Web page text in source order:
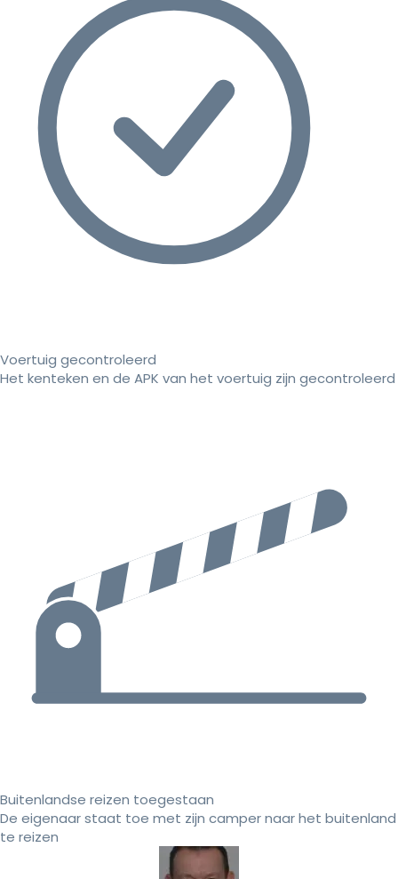
Voertuig gecontroleerd
Het kenteken en de APK van het voertuig zijn gecontroleerd
Buitenlandse reizen toegestaan
De eigenaar staat toe met zijn camper naar het buitenland
te reizen